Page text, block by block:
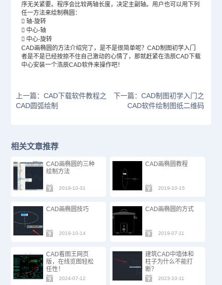
序无关紧要。程序会比较两轴长度，决定主副轴。用户也可以用下列
任一方法来绘制椭圆：
 轴-旋转
 中心-轴
 中心-旋转
CAD画椭圆的方法介绍完了，是不是很简单呢？ CAD制图初学入门
者是不是已经按捺不住自己激动的心情了，那就赶紧在浩辰CAD下载
中心安装一个浩辰CAD软件来操作吧！
上一篇：CAD下载软件教程之
CAD圆弧绘制
下一篇：CAD制图初学入门之
CAD软件绘制图纸二维码
相关文章推荐
CAD画椭圆的三种
绘制方法
2019-10-31
CAD画椭圆教程
2019-10-15
CAD画椭圆技巧
2019-10-14
CAD画椭圆的方式
2019-07-11
CAD看图王网页
版，在线览图轻松
任性！
2024-07-12
建筑CAD中墙体和
柱子为什么不能打
断？
2023-10-11